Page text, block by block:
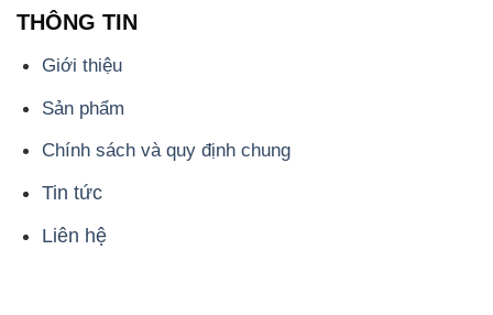
THÔNG TIN
Giới thiệu
Sản phẩm
Chính sách và quy định chung
Tin tức
Liên hệ